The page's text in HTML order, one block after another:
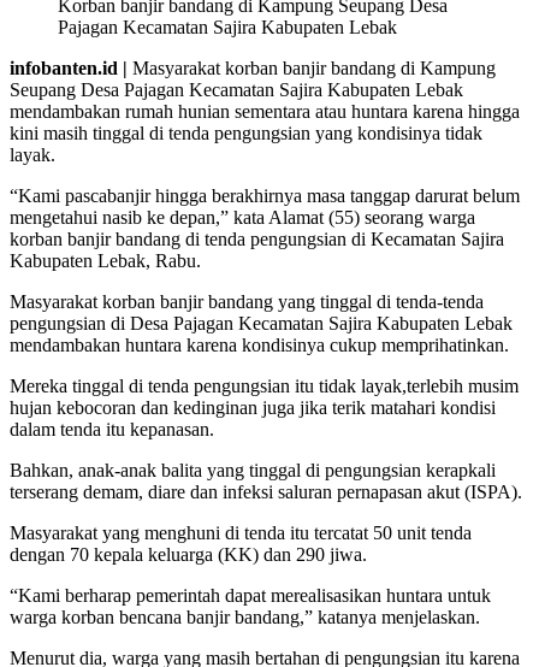
Korban banjir bandang di Kampung Seupang Desa
Pajagan Kecamatan Sajira Kabupaten Lebak
infobanten.id | Masyarakat korban banjir bandang di Kampung
Seupang Desa Pajagan Kecamatan Sajira Kabupaten Lebak
mendambakan rumah hunian sementara atau huntara karena hingga
kini masih tinggal di tenda pengungsian yang kondisinya tidak
layak.
“Kami pascabanjir hingga berakhirnya masa tanggap darurat belum
mengetahui nasib ke depan,” kata Alamat (55) seorang warga
korban banjir bandang di tenda pengungsian di Kecamatan Sajira
Kabupaten Lebak, Rabu.
Masyarakat korban banjir bandang yang tinggal di tenda-tenda
pengungsian di Desa Pajagan Kecamatan Sajira Kabupaten Lebak
mendambakan huntara karena kondisinya cukup memprihatinkan.
Mereka tinggal di tenda pengungsian itu tidak layak,terlebih musim
hujan kebocoran dan kedinginan juga jika terik matahari kondisi
dalam tenda itu kepanasan.
Bahkan, anak-anak balita yang tinggal di pengungsian kerapkali
terserang demam, diare dan infeksi saluran pernapasan akut (ISPA).
Masyarakat yang menghuni di tenda itu tercatat 50 unit tenda
dengan 70 kepala keluarga (KK) dan 290 jiwa.
“Kami berharap pemerintah dapat merealisasikan huntara untuk
warga korban bencana banjir bandang,” katanya menjelaskan.
Menurut dia, warga yang masih bertahan di pengungsian itu karena